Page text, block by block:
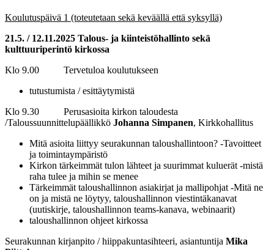
Koulutuspäivä 1 (toteutetaan sekä keväällä että syksyllä)
21.5. / 12.11.2025 Talous- ja kiinteistöhallinto sekä
kulttuuriperintö kirkossa
Klo 9.00 Tervetuloa koulutukseen
tutustumista / esittäytymistä
Klo 9.30 Perusasioita kirkon taloudesta
/Taloussuunnittelupäällikkö Johanna Simpanen, Kirkkohallitus
Mitä asioita liittyy seurakunnan taloushallintoon? -Tavoitteet
ja toimintaympäristö
Kirkon tärkeimmät tulon lähteet ja suurimmat kuluerät -mistä
raha tulee ja mihin se menee
Tärkeimmät taloushallinnon asiakirjat ja mallipohjat -Mitä ne
on ja mistä ne löytyy, taloushallinnon viestintäkanavat
(uutiskirje, taloushallinnon teams-kanava, webinaarit)
taloushallinnon ohjeet kirkossa
Seurakunnan kirjanpito / hiippakuntasihteeri, asiantuntija Mika